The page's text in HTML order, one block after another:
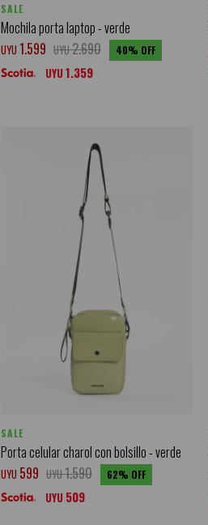
SALE
Mochila porta laptop - verde
UYU 1.599 UYU2.690 40
UYU1.359
SALE
Porta celular charol con bolsillo - verde
UYU 599 UYU1.590 62
UYU 509